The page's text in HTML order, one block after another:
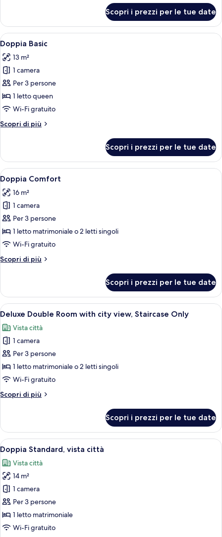
City
View
Double
Room,
City
View
Scopri i prezzi per le tue date
Apri
tutte
le
foto
per
Doppia
Basic
Una camera d'albergo con un
3
Doppia Basic
13 m²
1 camera
Per 3 persone
1 letto queen
Wi-Fi gratuito
Scopri di più
Altri
Basic
Scopri i prezzi per le tue date
Apri
tutte
le
foto
per
Doppia
Comfort
Una camera d'albergo con due letti,
2
Doppia Comfort
16 m²
1 camera
Per 3 persone
1 letto matrimoniale o 2 letti singoli
Wi-Fi gratuito
Scopri di più
Altri
Comfort
Scopri i prezzi per le tue date
Apri
tutte
le
foto
per
Deluxe
Double
with
Staircase
Only
Una camera da letto con un letto
2
Deluxe Double Room with city view, Staircase Only
Vista città
1 camera
Per 3 persone
1 letto matrimoniale o 2 letti singoli
Wi-Fi gratuito
Scopri di più
Altri
Double
Room
with
city
view,
Staircase
Only
Scopri i prezzi per le tue date
Apri
tutte
le
foto
per
Doppia
Standard,
vista
Una camera d'albergo con un letto,
5
Doppia Standard, vista città
Vista città
14 m²
1 camera
Per 3 persone
1 letto matrimoniale
Wi-Fi gratuito